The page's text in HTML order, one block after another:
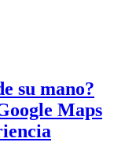
su mano?
Maps